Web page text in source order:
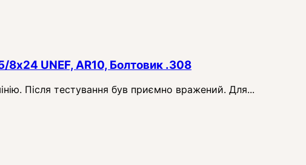
8x24 UNEF, AR10, Болтовик .308
Після тестування був приємно вражений. Для...